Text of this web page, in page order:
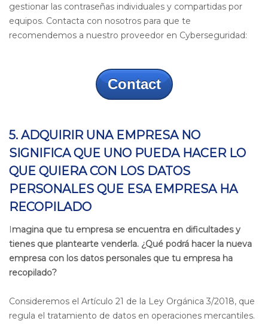
gestionar las contraseñas individuales y compartidas por
equipos. Contacta con nosotros para que te
recomendemos a nuestro proveedor en Cyberseguridad:
Contact
5. ADQUIRIR UNA EMPRESA NO
SIGNIFICA QUE UNO PUEDA HACER LO
QUE QUIERA CON LOS DATOS
PERSONALES QUE ESA EMPRESA HA
RECOPILADO
Imagina que tu empresa se encuentra en dificultades y
tienes que plantearte venderla. ¿Qué podrá hacer la nueva
empresa con los datos personales que tu empresa ha
recopilado?
Consideremos el Artículo 21 de la Ley Orgánica 3/2018, que
regula el tratamiento de datos en operaciones mercantiles.